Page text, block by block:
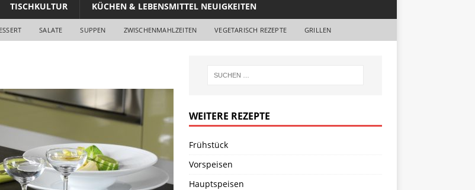
TISCHKULTUR KÜCHEN & LEBENSMITTEL NEUIGKEITEN
SALATE SUPPEN ZWISCHENMAHLZEITEN VEGETARISCH REZEPTE GRILLEN
WEITERE REZEPTE
Frühstück
Vorspeisen
Hauptspeisen